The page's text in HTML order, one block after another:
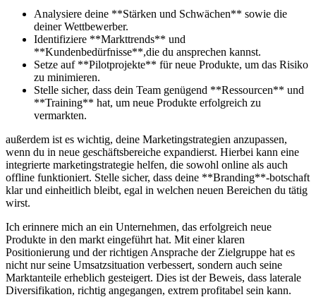
Analysiere deine **Stärken⁣ und Schwächen** sowie‍ die
deiner Wettbewerber.
Identifiziere **Markttrends** und
**Kundenbedürfnisse**,die⁤ du ansprechen⁣ kannst.
Setze auf **Pilotprojekte** für neue Produkte, um das Risiko⁢
zu‌ minimieren.
Stelle sicher, dass dein ​Team genügend **Ressourcen**‍ und
**Training** hat, um neue Produkte ⁢erfolgreich zu
⁣vermarkten.
außerdem⁢ ist es wichtig, ⁤deine Marketingstrategien anzupassen,
⁣wenn du ‍in⁢ neue geschäftsbereiche expandierst. Hierbei kann eine
integrierte marketingstrategie helfen,⁤ die sowohl online als ‍auch
offline funktioniert. Stelle sicher, dass deine **Branding**-botschaft
klar ‌und⁢ einheitlich bleibt, ⁤egal ⁤in welchen neuen Bereichen⁢ du tätig
wirst.
Ich erinnere mich an ein Unternehmen, das erfolgreich neue
Produkte ‌in den markt ⁢eingeführt ‍hat. Mit einer klaren
Positionierung und der richtigen ⁢Ansprache der Zielgruppe hat es
⁢nicht ⁣nur seine Umsatzsituation verbessert, sondern ⁤auch ⁤seine
Marktanteile erheblich gesteigert. ‌Dies‍ ist der ⁤Beweis, dass ‌laterale
Diversifikation, richtig angegangen, extrem ‌profitabel ‍sein kann.